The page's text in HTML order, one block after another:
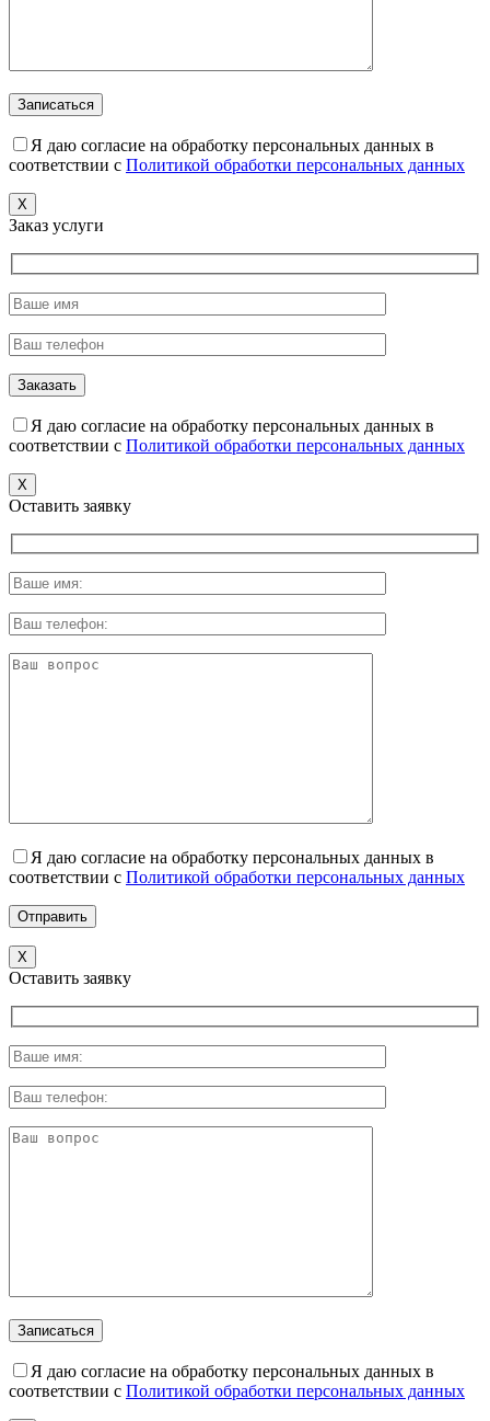
Я даю согласие на обработку персональных данных в
соответствии с Политикой обработки персональных данных
X
Заказ услуги
Я даю согласие на обработку персональных данных в
соответствии с Политикой обработки персональных данных
X
Оставить заявку
Я даю согласие на обработку персональных данных в
соответствии с Политикой обработки персональных данных
X
Оставить заявку
Я даю согласие на обработку персональных данных в
соответствии с Политикой обработки персональных данных